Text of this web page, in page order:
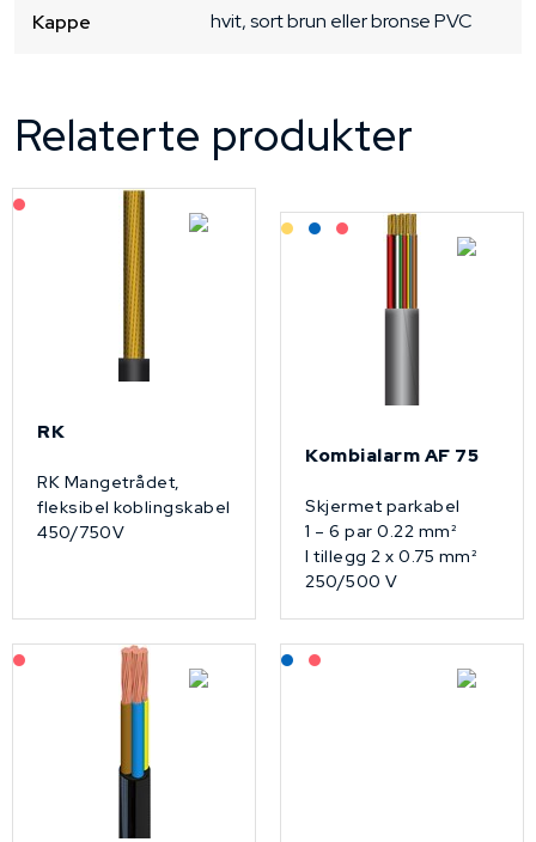
Kappe hvit, sort brun eller bronsePVC
Relaterte produkter
På forespørsel
RK
RK Mangetrådet,
fleksibel koblingskabel
450/750V
Lagerført: Grossist
Lagerført: NEK Kabel
På forespørsel
Kombialarm AF 75
Skjermet parkabel
1 – 6 par 0.22 mm²
I tillegg 2 x 0.75 mm²
250/500 V
På forespørsel Lagerført: NEK Kabel